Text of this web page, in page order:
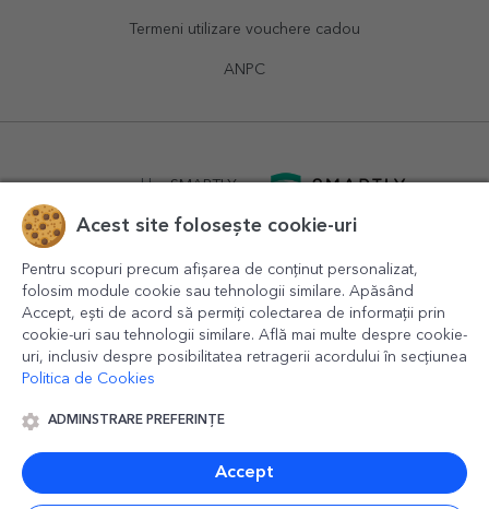
Termeni utilizare vouchere cadou
ANPC
powered bySMARTLY.ro
© 2016-2026 StarGift Romania,
contact@stargift.ro
www.stargift.ro
Acest site folosește cookie-uri
Pentru scopuri precum afișarea de conținut personalizat,
folosim module cookie sau tehnologii similare. Apăsând
Accept, ești de acord să permiți colectarea de informații prin
cookie-uri sau tehnologii similare. Află mai multe despre cookie-
uri, inclusiv despre posibilitatea retragerii acordului în secțiunea
Politica de Cookies
ADMINSTRARE PREFERINȚE
Accept